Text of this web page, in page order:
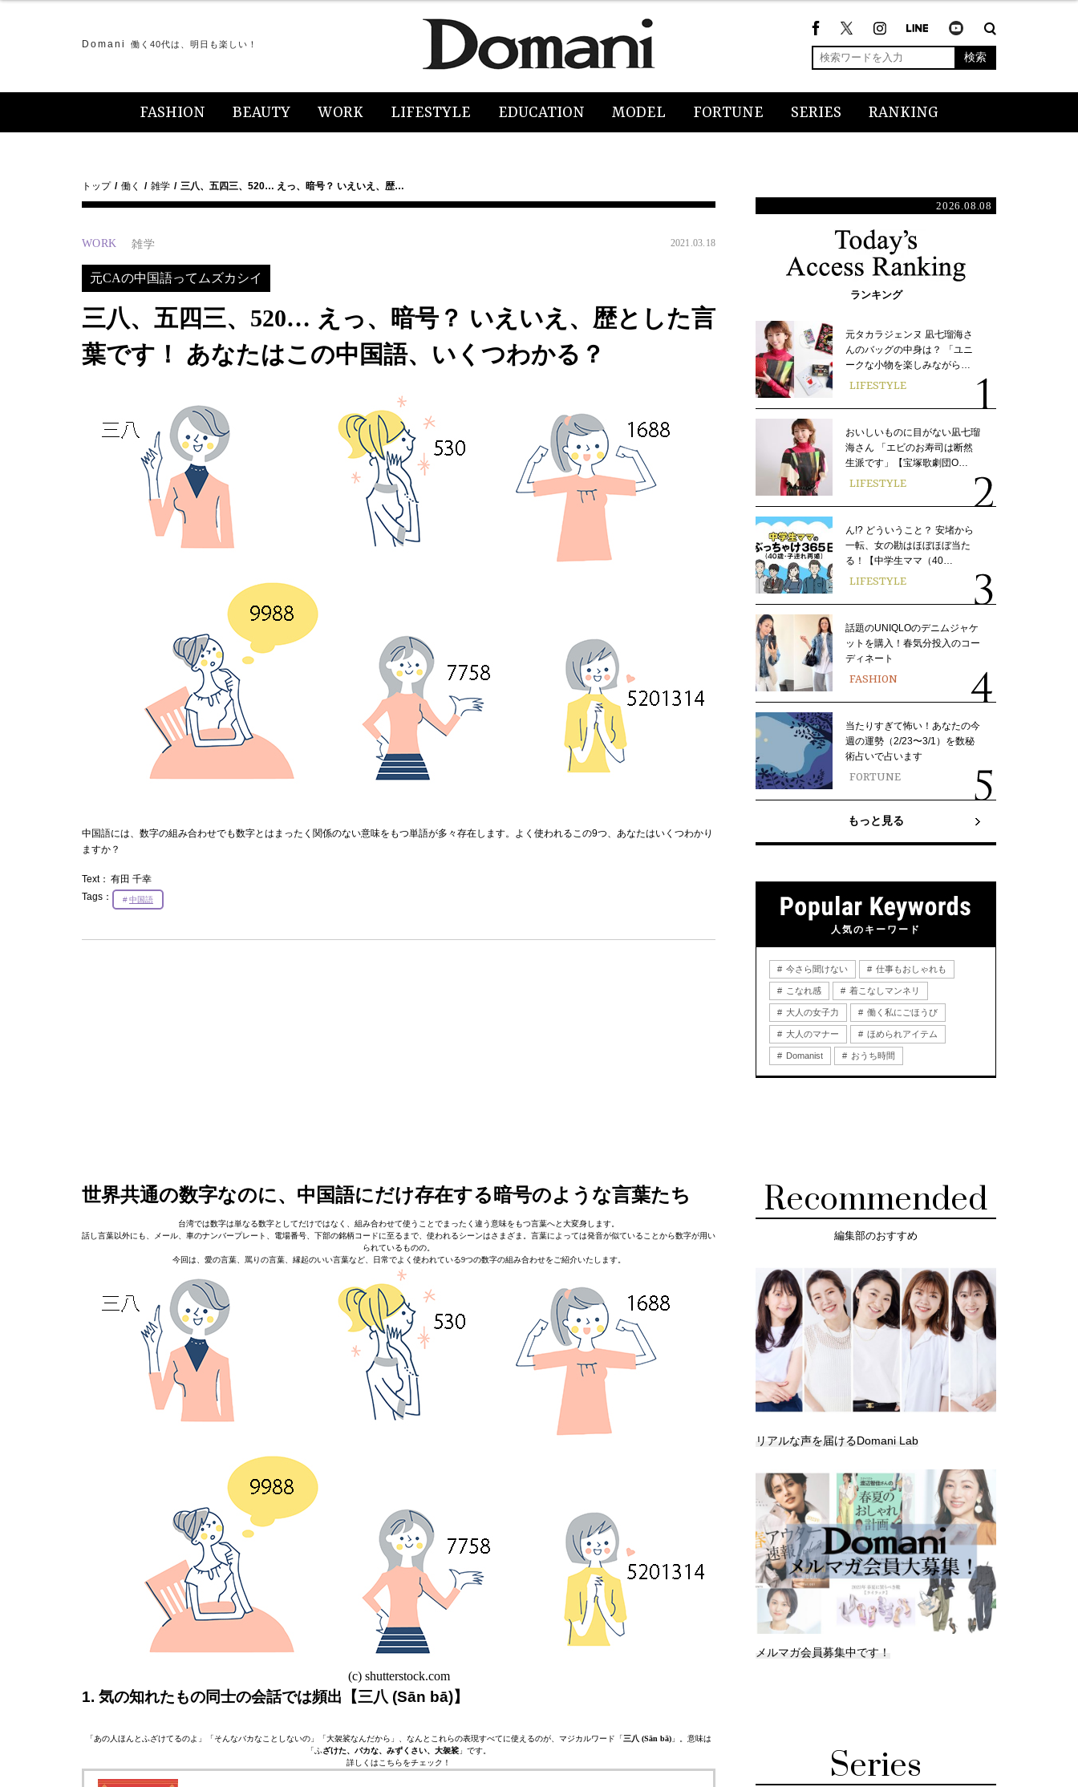
Domani 働く40代は、明日も楽しい！
検索
FASHION BEAUTY WORK LIFESTYLE EDUCATION MODEL FORTUNE SERIES RANKING
トップ 働く 雑学 三八、五四三、520… えっ、暗号？ いえいえ、歴…
WORK 雑学 2021.03.18
元CAの中国語ってムズカシイ
三八、五四三、520… えっ、暗号？ いえいえ、歴とした言
葉です！ あなたはこの中国語、いくつわかる？
中国語には、数字の組み合わせでも数字とはまったく関係のない意味をもつ単語が多々存在します。よく使われるこの9つ、あなたはいくつわかり
ますか？
Text： 有田 千幸
Tags：
中国語
世界共通の数字なのに、中国語にだけ存在する暗号のような言葉たち
台湾では数字は単なる数字としてだけではなく、組み合わせて使うことでまったく違う意味をもつ言葉へと大変身します。
話し言葉以外にも、メール、車のナンバープレート、電場番号、下部の銘柄コードに至るまで、使われるシーンはさまざま。言葉によっては発音が似ていることから数字が用い
られているものの。
今回は、愛の言葉、罵りの言葉、縁起のいい言葉など、日常でよく使われている9つの数字の組み合わせをご紹介いたします。
(c) shutterstock.com
1. 気の知れたもの同士の会話では頻出【三八 (Sān bā)】
「あの人ほんとふざけてるのよ」「そんなバカなことしないの」「大袈裟なんだから」、なんとこれらの表現すべてに使えるのが、マジカルワード「三八 (Sān bā) 」。意味は
「ふざけた、バカな、みずくさい、大袈裟 」です。
詳しくはこちらをチェック！
2026.08.08
ランキング
元タカラジェンヌ 凪七瑠海さ
んのバッグの中身は？ 「ユニ
ークな小物を楽しみながら…
LIFESTYLE
おいしいものに目がない凪七瑠
海さん 「エビのお寿司は断然
生派です」【宝塚歌劇団O…
LIFESTYLE
ん!? どういうこと？ 安堵から
一転、女の勘はほぼほぼ当た
る！【中学生ママ（40…
LIFESTYLE
話題のUNIQLOのデニムジャケ
ットを購入！春気分投入のコー
ディネート
FASHION
当たりすぎて怖い！あなたの今
週の運勢（2/23〜3/1）を数秘
術占いで占います
FORTUNE
もっと見る
人気のキーワード
今さら聞けない 仕事もおしゃれも
こなれ感 着こなしマンネリ
大人の女子力 働く私にごほうび
大人のマナー ほめられアイテム
Domanist おうち時間
Recommended
編集部のおすすめ
リアルな声を届けるDomani Lab
メルマガ会員募集中です！
Series